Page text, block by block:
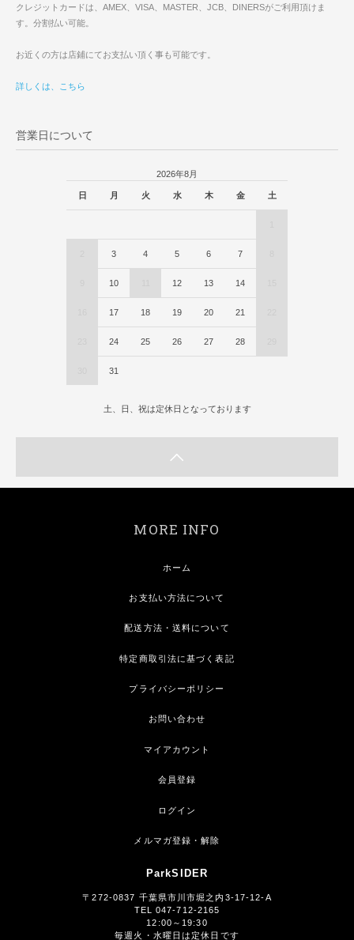
クレジットカードは、AMEX、VISA、MASTER、JCB、DINERSがご利用頂けま
す。分割払い可能。
お近くの方は店鋪にてお支払い頂く事も可能です。
詳しくは、こちら
営業日について
2026年8月
日 月 火 水 木 金 土
3 4 5 6 7
10 12 13 14
17 18 19 20 21
24 25 26 27 28
31
土、日、祝は定休日となっております
MORE INFO
ホーム
お支払い方法について
配送方法・送料について
特定商取引法に基づく表記
プライバシーポリシー
お問い合わせ
マイアカウント
会員登録
ログイン
メルマガ登録・解除
ParkSIDER
〒272-0837 千葉県市川市堀之内3-17-12-A
TEL 047-712-2165
12:00～19:30
毎週火・水曜日は定休日です